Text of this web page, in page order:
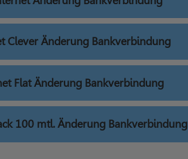
Clever Änderung Bankverbindung
Flat Änderung Bankverbindung
100 mtl. Änderung Bankverbindung